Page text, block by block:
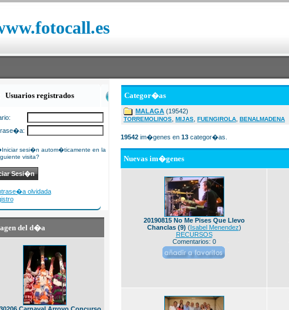
Usuarios registrados
sesi�n autom�ticamente en la
visita?
olvidada
del d�a
Categor�as
MALAGA (19542)
TORREMOLINOS MIJAS FUENGIROLA BENALMADENA
19542 im�genes en 13 categor�as.
Nuevas im�genes
20190815 No Me Pises Que Llevo
Chanclas (9) (Isabel Menendez)
RECURSOS
Comentarios: 0